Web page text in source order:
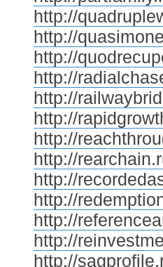
http://
http://
http://
http://
http://
http://
http://
http://
http://
http://
http://
http://
http://